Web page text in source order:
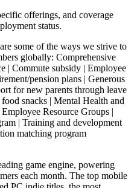
offerings, and coverage
status.
some of the ways we strive to
globally: Comprehensive
| Commute subsidy | Employee
pension plans | Generous
for new parents through leave
snacks | Mental Health and
Resource Groups |
| Training and development
matching program
game engine, powering
each month. The top mobile